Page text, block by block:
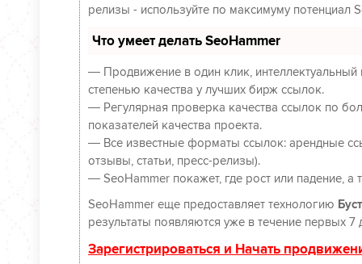
релизы - используйте по максимуму потенциал
Что умеет делать SeoHammer
— Продвижение в один клик,
степенью качества у лучших бирж ссылок.
— Регулярная проверка качества ссылок по
показателей качества проекта.
— Все известные форматы ссылок: арендные
отзывы, статьи, пресс-релизы).
— SeoHammer покажет, где рост или падение,
SeoHammer еще предоставляет технологию Буст
результаты появляются уже в течение первых 7
Зарегистрироваться и Начать